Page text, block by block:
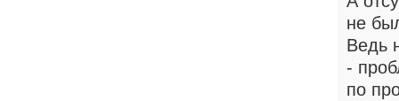
не
Ведь
-
по